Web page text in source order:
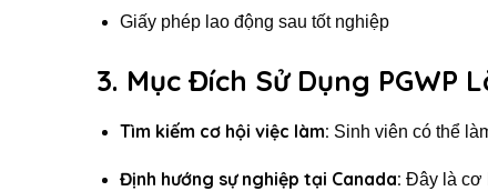
Giấy phép lao động sau tốt nghiệp
3. Mục Đích Sử Dụng PGWP
Tìm kiếm cơ hội việc làm: Sinh viên có thể
Định hướng sự nghiệp tại Canada: Đây là cơ